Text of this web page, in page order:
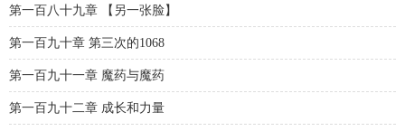
第一百八十九章 【另一张脸】
第一百九十章 第三次的1068
第一百九十一章 魔药与魔药
第一百九十二章 成长和力量